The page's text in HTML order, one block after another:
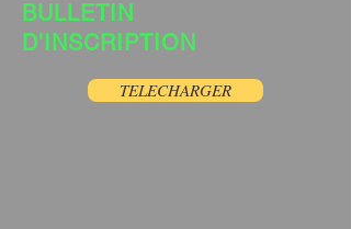
BULLETIN
D'INSCRIPTION
TELECHARGER